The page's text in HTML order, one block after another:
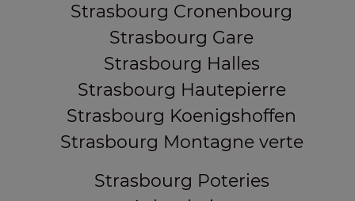
Strasbourg Cronenbourg
Strasbourg Gare
Strasbourg Halles
Strasbourg Hautepierre
Strasbourg Koenigshoffen
Strasbourg Montagne verte
Strasbourg Poteries